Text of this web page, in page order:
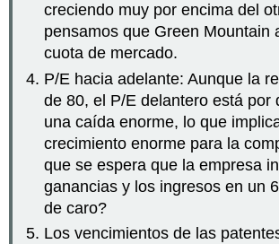
creciendo muy por encima del
pensamos que Green Mountain
cuota de mercado.
P/E hacia adelante: Aunque la
de 80, el P/E delantero está por
una caída enorme, lo que
crecimiento enorme para la
que se espera que la empresa
ganancias y los ingresos en un
de caro?
Los vencimientos de las